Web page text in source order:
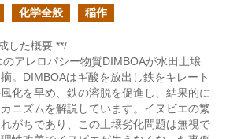
化学全般 稲作
した概要 **/
アレロパシー物質DIMBOAが水田土壌
。DIMBOAはギ酸を放出し鉄をキレート
化を早め、鉄の溶脱を促進し、結果的に
ニズムを解説しています。イヌビエの繁
がちであり、この土壌劣化問題は無視で